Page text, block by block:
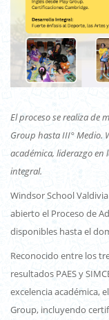
El proceso se realiza de
Group hasta III° Medio.
académica, liderazgo en
integral.
Windsor School
abierto el Proceso de
disponibles hasta el
Reconocido entre los
resultados PAES y
excelencia académica,
Group, incluyendo